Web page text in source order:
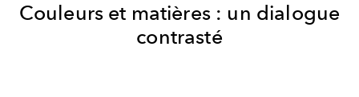
Couleurs et matières : un dialogue
contrasté